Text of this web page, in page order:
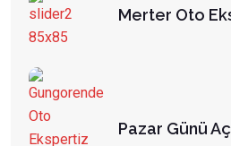
Merter Oto
Pazar Günü